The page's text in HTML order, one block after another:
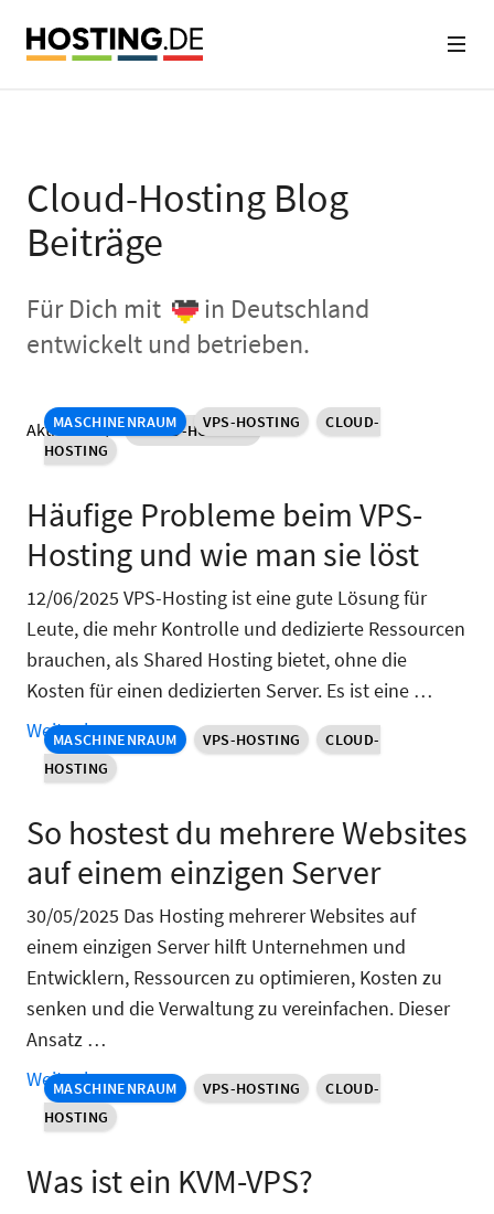
Cloud-Hosting Blog
Beiträge
Für Dich mit
in Deutschland
entwickelt und betrieben.
Aktiver Tag: CLOUD-HOSTING
MASCHINENRAUM VPS-HOSTING
CLOUD-
HOSTING
Häufige Probleme beim VPS-
Hosting und wie man sie löst
12/06/2025 VPS-Hosting ist eine gute Lösung für
Leute, die mehr Kontrolle und dedizierte Ressourcen
brauchen, als Shared Hosting bietet, ohne die
Kosten für einen dedizierten Server. Es ist eine …
Weiter lesen »
MASCHINENRAUM VPS-HOSTING
CLOUD-
HOSTING
So hostest du mehrere Websites
auf einem einzigen Server
30/05/2025 Das Hosting mehrerer Websites auf
einem einzigen Server hilft Unternehmen und
Entwicklern, Ressourcen zu optimieren, Kosten zu
senken und die Verwaltung zu vereinfachen. Dieser
Ansatz …
Weiter lesen »
MASCHINENRAUM VPS-HOSTING
CLOUD-
HOSTING
Was ist ein KVM-VPS?